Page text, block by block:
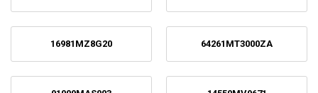
16981MZ8G20 64261MT3000ZA